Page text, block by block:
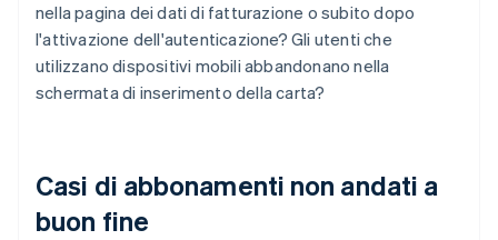
nella pagina dei dati di fatturazione o subito dopo
l'attivazione dell'autenticazione? Gli utenti che
utilizzano dispositivi mobili abbandonano nella
schermata di inserimento della carta?
Casi di abbonamenti non andati a
buon fine